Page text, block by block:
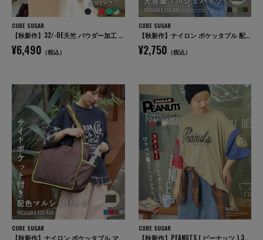
CUBE SUGAR
【秋新作】32/-OE天竺 パウダー加工 パッチロゴ 刺繍 Tシャツ
¥6,490 （税込）
CUBE SUGAR
【秋新作】ナイロン ポケッタブル 配色 マルシェ バッグ
¥2,750 （税込）
CUBE SUGAR
【秋新作】ナイロン ポケッタブル マルシェ バッグ
CUBE SUGAR
【秋新作】PEANUTS ( ピーナッツ ) 32/-スラブ天竺 配色 ワイド Tシャツ